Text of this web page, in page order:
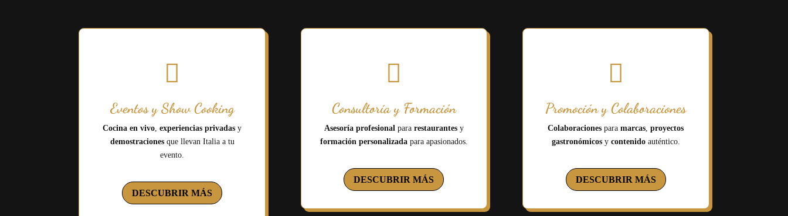

Eventos y Show Cooking
Cocina en vivo,experiencias privadas y
demostracionesque llevan Italia a tu
evento.
DESCUBRIR MÁS

Consultoría y Formación
Asesoría profesionalpara restaurantesy
formación personalizadapara apasionados.
DESCUBRIR MÁS

Promoción y Colaboraciones
Colaboraciones paramarcas,proyectos
gastronómicosy contenidoauténtico.
DESCUBRIR MÁS